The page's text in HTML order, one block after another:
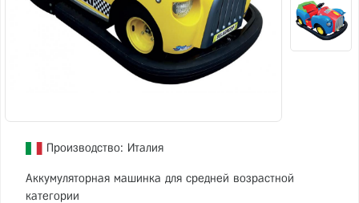
Производство: Италия
Аккумуляторная машинка для средней возрастной
категории